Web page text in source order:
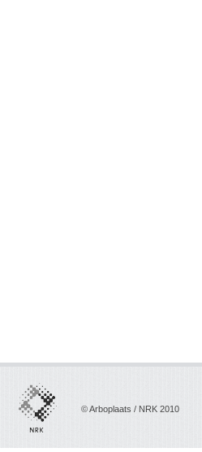
© Arboplaats / NRK 2010